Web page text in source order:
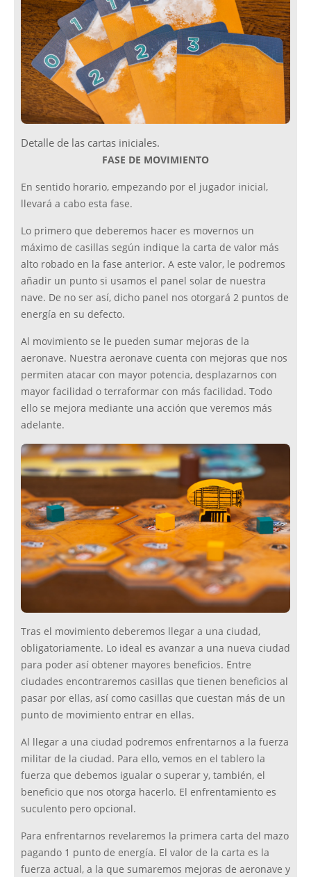
Detalle de las cartas iniciales.
FASE DE MOVIMIENTO
En sentido horario, empezando por el jugador inicial,
llevará a cabo esta fase.
Lo primero que deberemos hacer es movernos un
máximo de casillas según indique la carta de valor más
alto robado en la fase anterior. A este valor, le podremos
añadir un punto si usamos el panel solar de nuestra
nave. De no ser así, dicho panel nos otorgará 2 puntos de
energía en su defecto.
Al movimiento se le pueden sumar mejoras de la
aeronave. Nuestra aeronave cuenta con mejoras que nos
permiten atacar con mayor potencia, desplazarnos con
mayor facilidad o terraformar con más facilidad. Todo
ello se mejora mediante una acción que veremos más
adelante.
Tras el movimiento deberemos llegar a una ciudad,
obligatoriamente. Lo ideal es avanzar a una nueva ciudad
para poder así obtener mayores beneficios. Entre
ciudades encontraremos casillas que tienen beneficios al
pasar por ellas, así como casillas que cuestan más de un
punto de movimiento entrar en ellas.
Al llegar a una ciudad podremos enfrentarnos a la fuerza
militar de la ciudad. Para ello, vemos en el tablero la
fuerza que debemos igualar o superar y, también, el
beneficio que nos otorga hacerlo. El enfrentamiento es
suculento pero opcional.
Para enfrentarnos revelaremos la primera carta del mazo
pagando 1 punto de energía. El valor de la carta es la
fuerza actual, a la que sumaremos mejoras de aeronave y